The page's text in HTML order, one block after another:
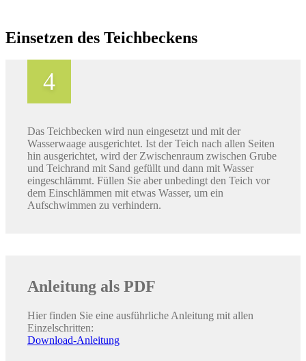
Einsetzen des Teichbeckens
Das Teichbecken wird nun eingesetzt und mit der
Wasserwaage ausgerichtet. Ist der Teich nach allen Seiten
hin ausgerichtet, wird der Zwischenraum zwischen Grube
und Teichrand mit Sand gefüllt und dann mit Wasser
eingeschlämmt. Füllen Sie aber unbedingt den Teich vor
dem Einschlämmen mit etwas Wasser, um ein
Aufschwimmen zu verhindern.
Anleitung als PDF
Hier finden Sie eine ausführliche Anleitung mit allen
Einzelschritten:
Download-Anleitung